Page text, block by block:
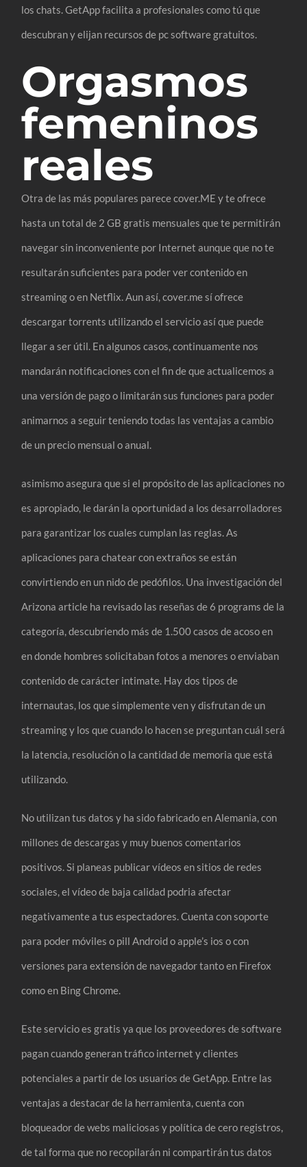
los chats. GetApp facilita a profesionales como tú que
descubran y elijan recursos de pc software gratuitos.
Orgasmos
femeninos
reales
Otra de las más populares parece cover.ME y te ofrece
hasta un total de 2 GB gratis mensuales que te permitirán
navegar sin inconveniente por Internet aunque que no te
resultarán suficientes para poder ver contenido en
streaming o en Netflix. Aun así, cover.me sí ofrece
descargar torrents utilizando el servicio así que puede
llegar a ser útil. En algunos casos, continuamente nos
mandarán notificaciones con el fin de que actualicemos a
una versión de pago o limitarán sus funciones para poder
animarnos a seguir teniendo todas las ventajas a cambio
de un precio mensual o anual.
asimismo asegura que si el propósito de las aplicaciones no
es apropiado, le darán la oportunidad a los desarrolladores
para garantizar los cuales cumplan las reglas. As
aplicaciones para chatear con extraños se están
convirtiendo en un nido de pedófilos. Una investigación del
Arizona article ha revisado las reseñas de 6 programs de la
categoría, descubriendo más de 1.500 casos de acoso en
en donde hombres solicitaban fotos a menores o enviaban
contenido de carácter intimate. Hay dos tipos de
internautas, los que simplemente ven y disfrutan de un
streaming y los que cuando lo hacen se preguntan cuál será
la latencia, resolución o la cantidad de memoria que está
utilizando.
No utilizan tus datos y ha sido fabricado en Alemania, con
millones de descargas y muy buenos comentarios
positivos. Si planeas publicar vídeos en sitios de redes
sociales, el vídeo de baja calidad podria afectar
negativamente a tus espectadores. Cuenta con soporte
para poder móviles o pill Android o apple’s ios o con
versiones para extensión de navegador tanto en Firefox
como en Bing Chrome.
Este servicio es gratis ya que los proveedores de software
pagan cuando generan tráfico internet y clientes
potenciales a partir de los usuarios de GetApp. Entre las
ventajas a destacar de la herramienta, cuenta con
bloqueador de webs maliciosas y política de cero registros,
de tal forma que no recopilarán ni compartirán tus datos